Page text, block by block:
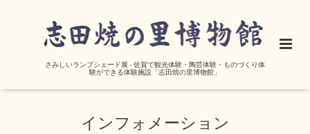
さみしいランプシェード展 - 佐賀で観光体験・陶芸体験・ものづくり体
験ができる体験施設「志田焼の里博物館」
インフォメーション